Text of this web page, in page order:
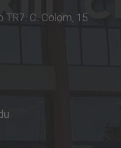
TR7. C. Colom, 15